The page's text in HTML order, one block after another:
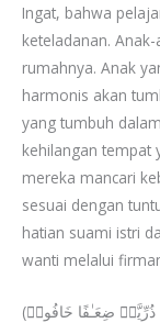
Ingat, bahwa
keteladanan.
rumahnya. Anak
harmonis akan
yang tumbuh
kehilangan tempat
mereka mancari
sesuai dengan
hatian suami istri
wanti melalui
(وَلۡیَخۡشَ ٱلَّذِینَ لَوۡ تَرَكُوا۟ مِنۡ خَلۡفِهِمۡ ذُرِّیَّةࣰ ضِعَـٰفًا خَافُوا۟